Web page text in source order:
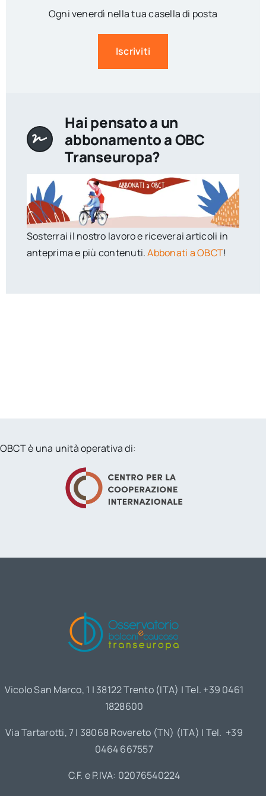
Ogni venerdì nella tua casella di posta
Iscriviti
Hai pensato a un
abbonamento a OBC
Transeuropa?
Sosterrai il nostro lavoro e riceverai articoli in
anteprima e più contenuti.Abbonati a OBCT!
OBCT è una unità operativa di:
Vicolo San Marco, 1 | 38122 Trento (ITA) | Tel. +39 0461
1828600
Via Tartarotti, 7 | 38068 Rovereto (TN) (ITA) | Tel. +39
0464 667557
C.F. e P.IVA: 02076540224